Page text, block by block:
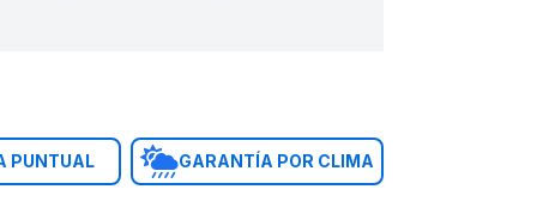
PUNTUAL GARANTÍA POR CLIMA